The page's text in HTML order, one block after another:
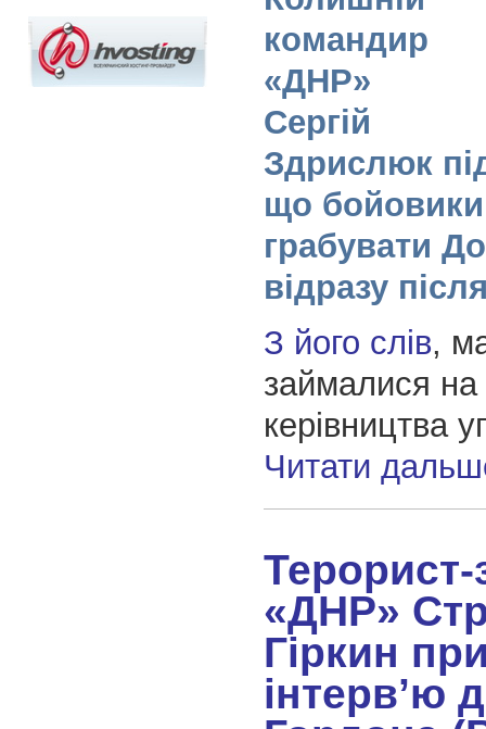
командир
«ДНР»
Сергій
Здрислюк
що
грабувати
відразу
З його слів,
займалися на
керівництва
Читати
«ДНР»
Гіркин
інтерв’ю